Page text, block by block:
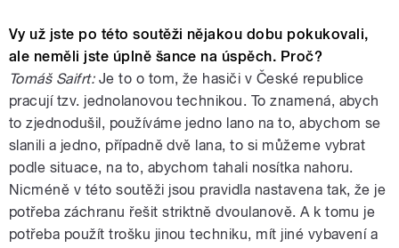
Vy už jste po této soutěži nějakou dobu pokukovali,
ale neměli jste úplně šance na úspěch. Proč?
Tomáš Saifrt:Je to o tom, že hasiči v České republice
pracují tzv. jednolanovou technikou. To znamená, abych
to zjednodušil, používáme jedno lano na to, abychom se
slanili a jedno, případně dvě lana, to si můžeme vybrat
podle situace, na to, abychom tahali nosítka nahoru.
Nicméně v této soutěži jsou pravidla nastavena tak, že je
potřeba záchranu řešit striktně dvoulanově. A k tomu je
potřeba použít trošku jinou techniku, mít jiné vybavení a